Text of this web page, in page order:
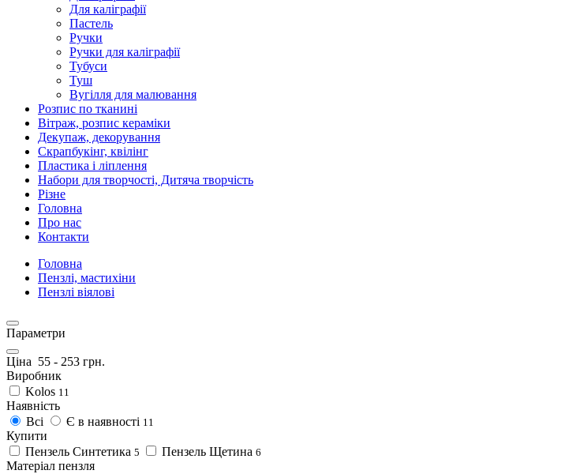
Для каліграфії
Пастель
Ручки
Ручки для каліграфії
Тубуси
Туш
Вугілля для малювання
Розпис по тканині
Вітраж, розпис кераміки
Декупаж, декорування
Скрапбукінг, квілінг
Пластика і ліплення
Набори для творчості, Дитяча творчість
Різне
Головна
Про нас
Контакти
Головна
Пензлі, мастихіни
Пензлі віялові
Параметри
Ціна 55 - 253 грн.
Виробник
Kolos 11
Наявність
Всі
Є в наявності 11
Купити
Пензель Синтетика 5 Пензель Щетина 6
Матеріал пензля